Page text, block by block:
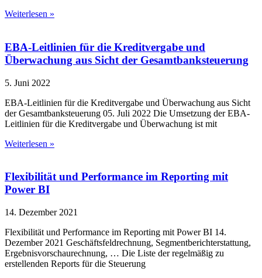
Weiterlesen »
EBA-Leitlinien für die Kreditvergabe und
Überwachung aus Sicht der Gesamtbanksteuerung
5. Juni 2022
EBA-Leitlinien für die Kreditvergabe und Überwachung aus Sicht
der Gesamtbanksteuerung 05. Juli 2022 Die Umsetzung der EBA-
Leitlinien für die Kreditvergabe und Überwachung ist mit
Weiterlesen »
Flexibilität und Performance im Reporting mit
Power BI
14. Dezember 2021
Flexibilität und Performance im Reporting mit Power BI 14.
Dezember 2021 Geschäftsfeldrechnung, Segmentberichterstattung,
Ergebnisvorschaurechnung, … Die Liste der regelmäßig zu
erstellenden Reports für die Steuerung